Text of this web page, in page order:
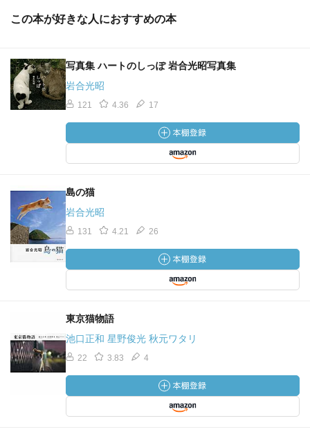
この本が好きな人におすすめの本
写真集 ハートのしっぽ 岩合光昭写真集
岩合光昭
121 4.36 17
島の猫
岩合光昭
131 4.21 26
東京猫物語
池口正和 星野俊光 秋元ワタリ
22 3.83 4